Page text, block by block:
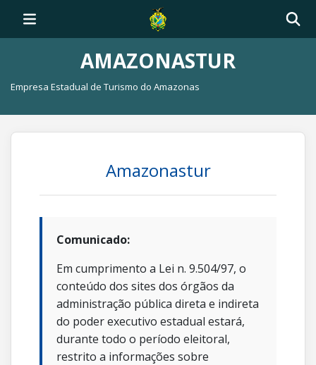
AMAZONASTUR
Empresa Estadual de Turismo do Amazonas
Amazonastur
Comunicado:
Em cumprimento a Lei n. 9.504/97, o
conteúdo dos sites dos órgãos da
administração pública direta e indireta
do poder executivo estadual estará,
durante todo o período eleitoral,
restrito a informações sobre